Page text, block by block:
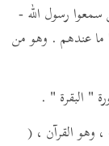
رسول الله -
ما عندهم . وهو من
" البقرة " .
القرآن ، (